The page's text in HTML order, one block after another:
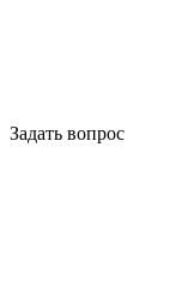
Задать вопрос